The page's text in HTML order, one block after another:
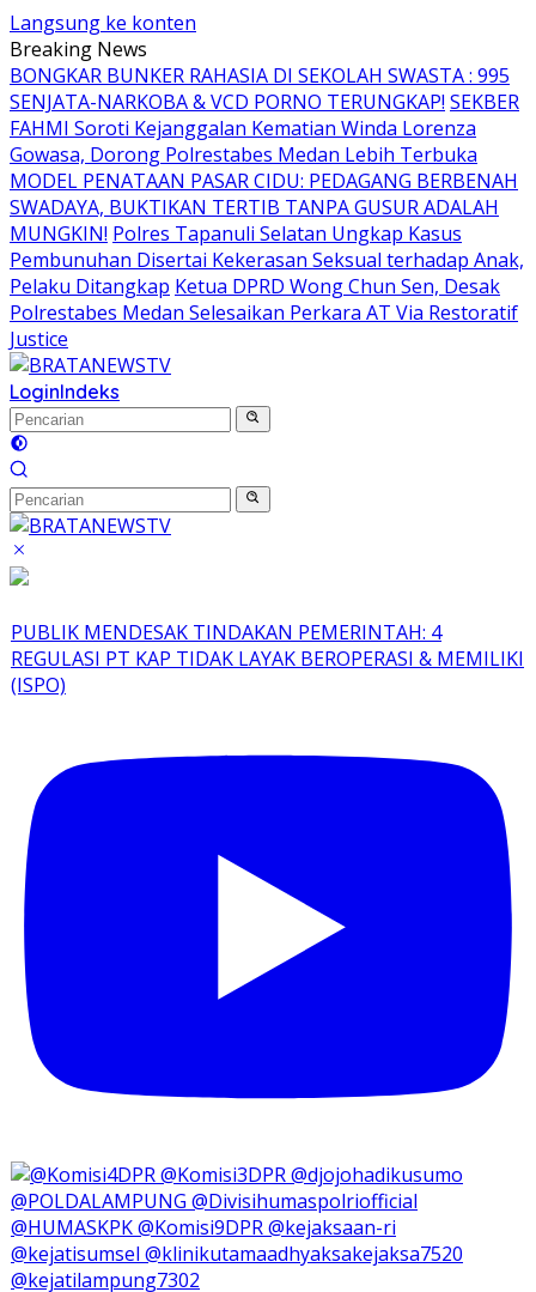
Langsung ke konten
Breaking News
BONGKAR BUNKER RAHASIA DI SEKOLAH SWASTA : 995
SENJATA-NARKOBA & VCD PORNO TERUNGKAP! SEKBER
FAHMI Soroti Kejanggalan Kematian Winda Lorenza
Gowasa, Dorong Polrestabes Medan Lebih Terbuka
MODEL PENATAAN PASAR CIDU: PEDAGANG BERBENAH
SWADAYA, BUKTIKAN TERTIB TANPA GUSUR ADALAH
MUNGKIN! Polres Tapanuli Selatan Ungkap Kasus
Pembunuhan Disertai Kekerasan Seksual terhadap Anak,
Pelaku Ditangkap Ketua DPRD Wong Chun Sen, Desak
Polrestabes Medan Selesaikan Perkara AT Via Restoratif
Justice
LoginIndeks
PUBLIK MENDESAK TINDAKAN PEMERINTAH: 4
REGULASI PT KAP TIDAK LAYAK BEROPERASI & MEMILIKI
(ISPO)